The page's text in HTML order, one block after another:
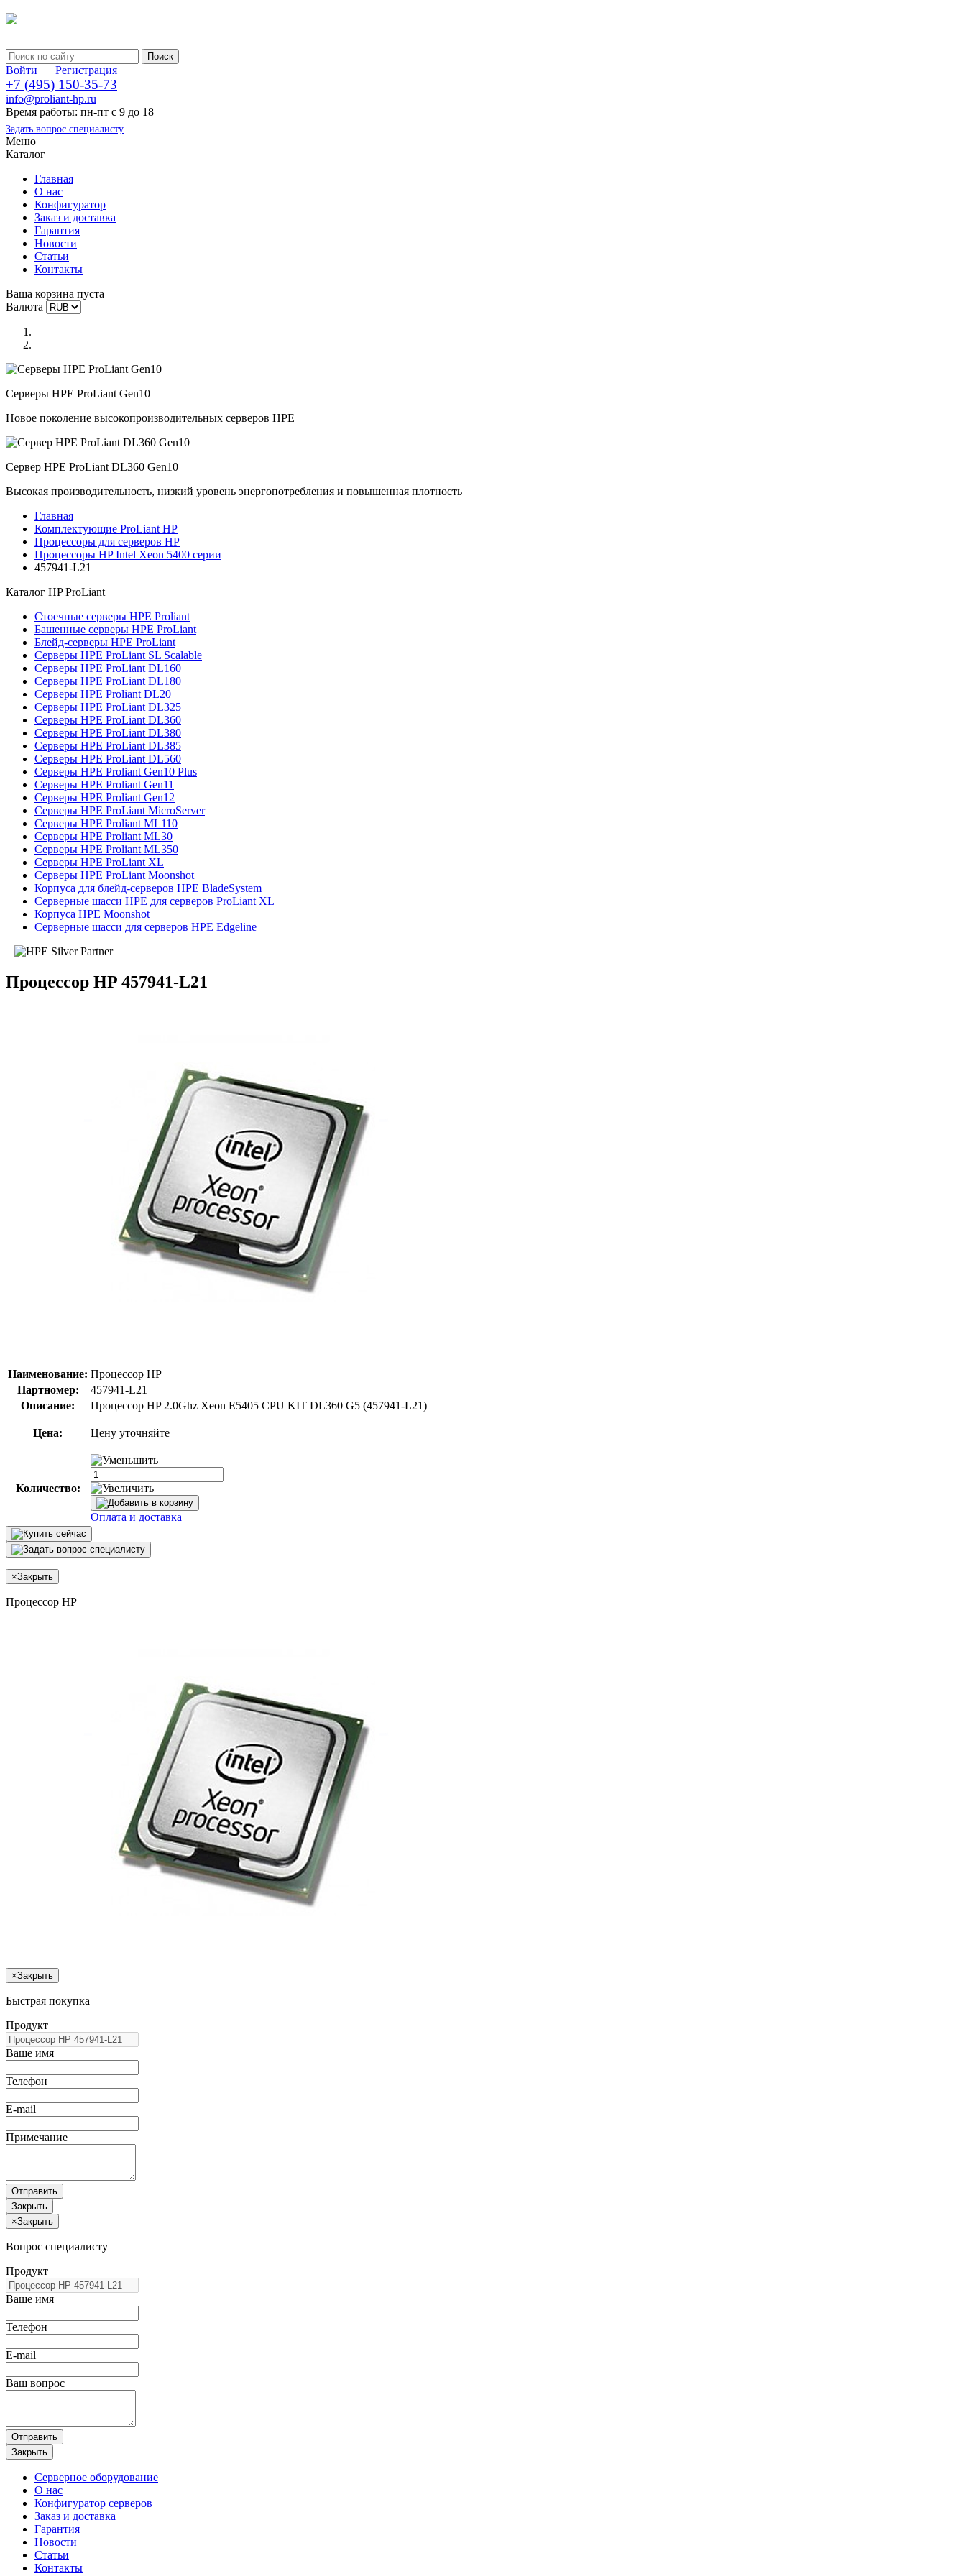
Войти Регистрация
+7 (495) 150-35-73
info@proliant-hp.ru
Время работы: пн-пт с 9 до 18
Задать вопрос специалисту
Меню
Каталог
Главная
О нас
Конфигуратор
Заказ и доставка
Гарантия
Новости
Статьи
Контакты
Ваша корзина пуста
Валюта
Серверы HPE ProLiant Gen10
Новое поколение высокопроизводительных серверов HPE
Сервер HPE ProLiant DL360 Gen10
Высокая производительность, низкий уровень энергопотребления и повышенная плотность
Главная
Комплектующие ProLiant HP
Процессоры для серверов HP
Процессоры HP Intel Xeon 5400 серии
457941-L21
Каталог HP ProLiant
Стоечные серверы HPE Proliant
Башенные серверы HPE ProLiant
Блейд-серверы HPE ProLiant
Серверы HPE ProLiant SL Scalable
Серверы HPE ProLiant DL160
Серверы HPE ProLiant DL180
Серверы HPE Proliant DL20
Серверы HPE ProLiant DL325
Серверы HPE ProLiant DL360
Серверы HPE ProLiant DL380
Серверы HPE ProLiant DL385
Серверы HPE ProLiant DL560
Серверы HPE Proliant Gen10 Plus
Серверы HPE Proliant Gen11
Серверы HPE Proliant Gen12
Серверы HPE ProLiant MicroServer
Серверы HPE Proliant ML110
Серверы HPE Proliant ML30
Серверы HPE Proliant ML350
Серверы HPE ProLiant XL
Серверы HPE ProLiant Moonshot
Корпуса для блейд-серверов HPE BladeSystem
Серверные шасси HPE для серверов ProLiant XL
Корпуса HPE Moonshot
Серверные шасси для серверов HPE Edgeline
Процессор HP 457941-L21
Наименование: Процессор HP
Партномер:
457941-L21
Описание:
Процессор HP 2.0Ghz Xeon E5405 CPU KIT DL360 G5 (457941-L21)
Цена: Цену уточняйте
Количество:
Оплата и доставка
×Закрыть
Процессор HP
×Закрыть
Быстрая покупка
Продукт
Ваше имя
Телефон
E-mail
Примечание
Отправить
Закрыть
×Закрыть
Вопрос специалисту
Продукт
Ваше имя
Телефон
E-mail
Ваш вопрос
Отправить
Закрыть
Серверное оборудование
О нас
Конфигуратор серверов
Заказ и доставка
Гарантия
Новости
Статьи
Контакты